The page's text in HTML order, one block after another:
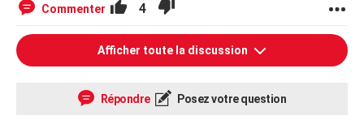
Commenter 4
Afficher toute la discussion
Répondre Posez votre question